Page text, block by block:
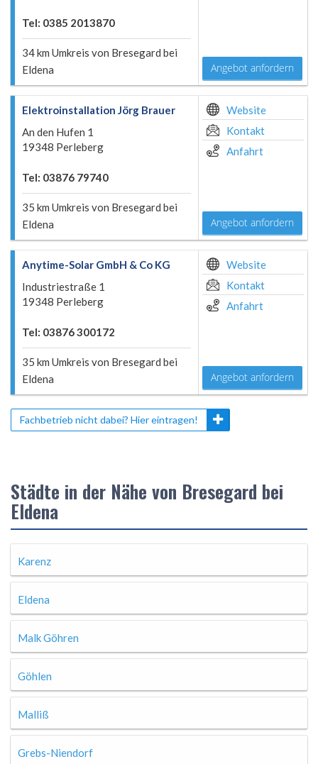
Tel: 0385 2013870
34 km Umkreis von Bresegard bei
Eldena
Angebot anfordern
Elektroinstallation Jörg Brauer
An den Hufen 1
19348 Perleberg
Tel: 03876 79740
35 km Umkreis von Bresegard bei
Eldena
Website
Kontakt
Anfahrt
Angebot anfordern
Anytime-Solar GmbH & Co KG
Industriestraße 1
19348 Perleberg
Tel: 03876 300172
35 km Umkreis von Bresegard bei
Eldena
Website
Kontakt
Anfahrt
Angebot anfordern
Fachbetrieb nicht dabei? Hier eintragen!
Städte in der Nähe von Bresegard bei
Eldena
Karenz
Eldena
Malk Göhren
Göhlen
Malliß
Grebs-Niendorf